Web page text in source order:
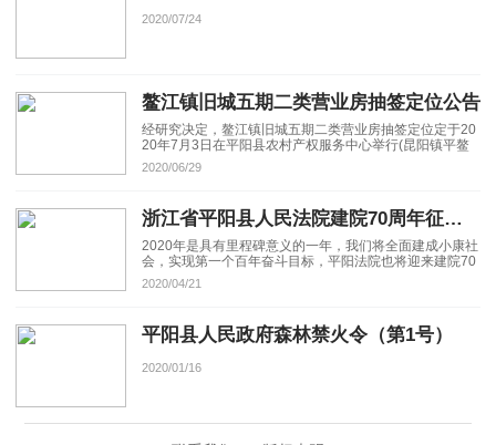
2020/07/24
鳌江镇旧城五期二类营业房抽签定位公告
经研究决定，鳌江镇旧城五期二类营业房抽签定位定于20
20年7月3日在平阳县农村产权服务中心举行(昆阳镇平鳌
路166号)，现将相关事项公告如下：
2020/06/29
浙江省平阳县人民法院建院70周年征文启事
2020年是具有里程碑意义的一年，我们将全面建成小康社
会，实现第一个百年奋斗目标，平阳法院也将迎来建院70
周年。
2020/04/21
平阳县人民政府森林禁火令（第1号）
2020/01/16